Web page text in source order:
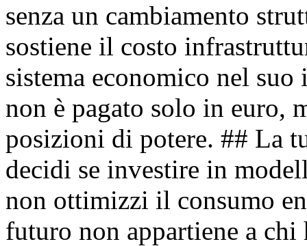
senza un cambiamento
sostiene il costo
sistema economico nel
non è pagato solo in euro,
posizioni di potere. ## La
decidi se investire in
non ottimizzi il consumo
futuro non appartiene a